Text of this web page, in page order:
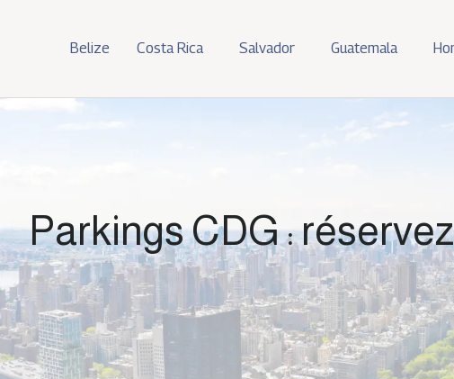
Guatemala
Salvador
Costa Rica
Belize
Parkings CDG :